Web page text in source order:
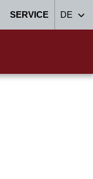
SERVICE DE